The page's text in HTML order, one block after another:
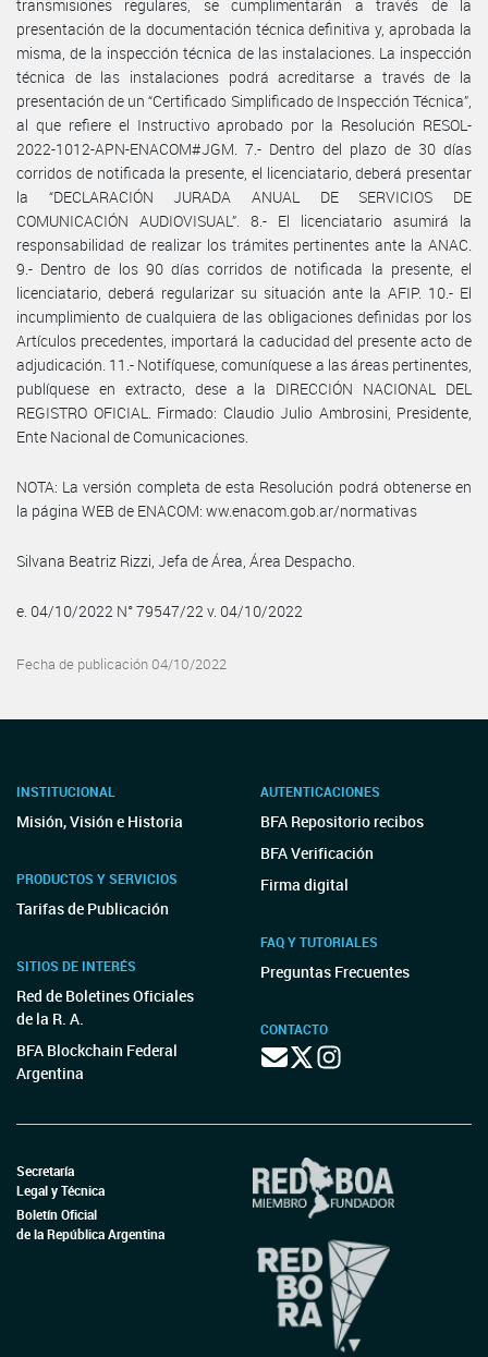
transmisiones regulares, se cumplimentarán a través de la
presentación de la documentación técnica definitiva y, aprobada la
misma, de la inspección técnica de las instalaciones. La inspección
técnica de las instalaciones podrá acreditarse a través de la
presentación de un “Certificado Simplificado de Inspección Técnica”,
al que refiere el Instructivo aprobado por la Resolución RESOL-
2022-1012-APN-ENACOM#JGM. 7.- Dentro del plazo de 30 días
corridos de notificada la presente, el licenciatario, deberá presentar
la “DECLARACIÓN JURADA ANUAL DE SERVICIOS DE
COMUNICACIÓN AUDIOVISUAL”. 8.- El licenciatario asumirá la
responsabilidad de realizar los trámites pertinentes ante la ANAC.
9.- Dentro de los 90 días corridos de notificada la presente, el
licenciatario, deberá regularizar su situación ante la AFIP. 10.- El
incumplimiento de cualquiera de las obligaciones definidas por los
Artículos precedentes, importará la caducidad del presente acto de
adjudicación. 11.- Notifíquese, comuníquese a las áreas pertinentes,
publíquese en extracto, dese a la DIRECCIÓN NACIONAL DEL
REGISTRO OFICIAL. Firmado: Claudio Julio Ambrosini, Presidente,
Ente Nacional de Comunicaciones.
NOTA: La versión completa de esta Resolución podrá obtenerse en
la página WEB de ENACOM: ww.enacom.gob.ar/normativas
Silvana Beatriz Rizzi, Jefa de Área, Área Despacho.
e. 04/10/2022 N° 79547/22 v. 04/10/2022
Fecha de publicación 04/10/2022
INSTITUCIONAL
Misión, Visión e Historia
PRODUCTOS Y SERVICIOS
Tarifas de Publicación
SITIOS DE INTERÉS
Red de Boletines Oficiales
de la R. A.
BFA Blockchain Federal
Argentina
AUTENTICACIONES
BFA Repositorio recibos
BFA Verificación
Firma digital
FAQ Y TUTORIALES
Preguntas Frecuentes
CONTACTO
Secretaría
Legal y Técnica
Boletín Oficial
de la República Argentina